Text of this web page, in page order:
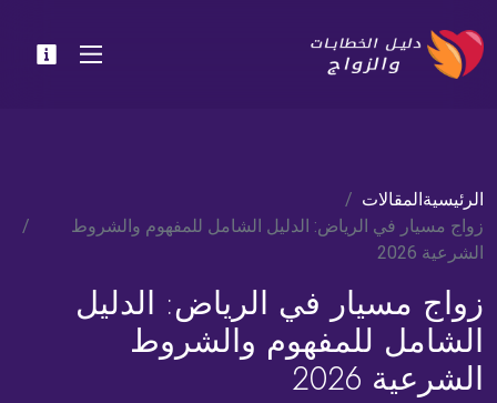
الرئيسيةالمقالات
زواج مسيار في الرياض: الدليل الشامل للمفهوم والشروط
الشرعية 2026
زواج مسيار في الرياض: الدليل
الشامل للمفهوم والشروط
الشرعية 2026